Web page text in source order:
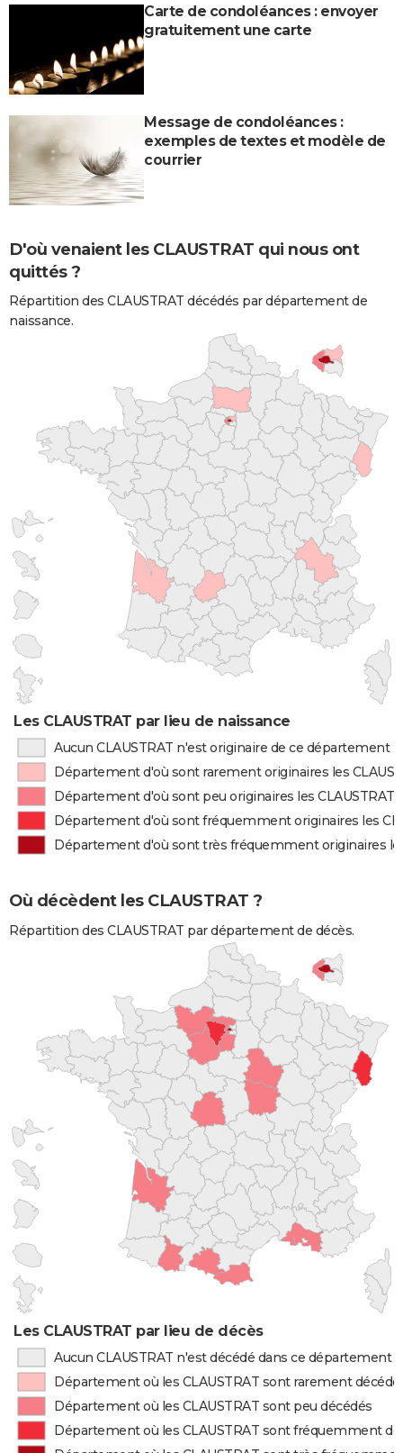
Carte de condoléances : envoyer
gratuitement une carte
Message de condoléances :
exemples de textes et modèle de
courrier
D'où venaient les CLAUSTRAT qui nous ont
quittés ?
Répartition des CLAUSTRAT décédés par département de
naissance.
Les CLAUSTRAT par lieu de naissance
Aucun CLAUSTRAT n'est originaire de ce département
Département d'où sont rarement originaires les
Département d'où sont peu originaires les CLAUSTRAT
Département d'où sont fréquemment originaires les
Département d'où sont très fréquemment originaires
Où décèdent les CLAUSTRAT ?
Répartition des CLAUSTRAT par département de décès.
Les CLAUSTRAT par lieu de décès
Aucun CLAUSTRAT n'est décédé dans ce département
Département où les CLAUSTRAT sont rarement
Département où les CLAUSTRAT sont peu décédés
Département où les CLAUSTRAT sont fréquemment